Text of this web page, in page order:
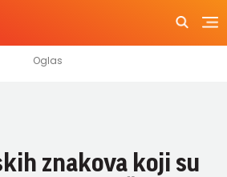
znakova koji su